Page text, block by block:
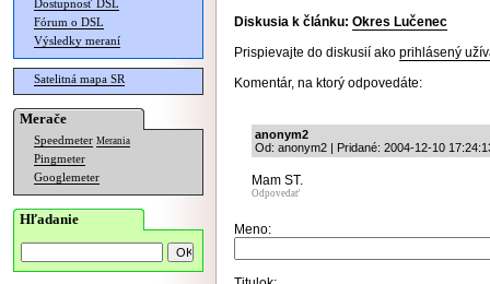
Dostupnosť DSL
Fórum o DSL
Výsledky meraní
Satelitná mapa SR
Merače
Speedmeter Merania
Pingmeter
Googlemeter
Hľadanie
Diskusia k článku: Okres Lučenec
Prispievajte do diskusií ako prihlásený
Komentár, na ktorý odpovedáte:
anonym2
Od: anonym2 | Pridané: 2004-12-10
Mam ST.
Odpovedať
Meno: